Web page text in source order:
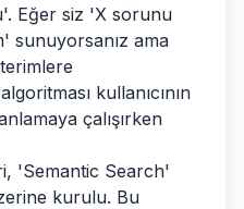
Eğer siz 'X sorunu
sunuyorsanız ama
kullanıcının
çalışırken
'Semantic Search'
kurulu. Bu